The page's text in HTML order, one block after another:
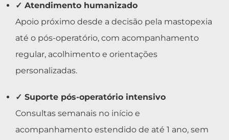
✓ Atendimento humanizado
Apoio próximo desde a decisão pela mastopexia
até o pós-operatório, com acompanhamento
regular, acolhimento e orientações
personalizadas.
✓ Suporte pós-operatório intensivo
Consultas semanais no início e
acompanhamento estendido de até 1 ano, sem